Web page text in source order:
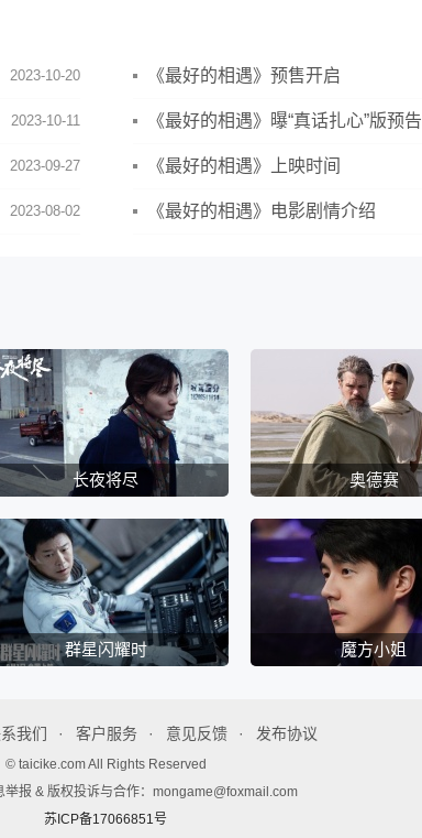
2023-10-20 《最好的相遇》预售开启
2023-10-11 《最好的相遇》曝“真话扎心”版预告
2023-09-27 《最好的相遇》上映时间
2023-08-02 《最好的相遇》电影剧情介绍
长夜将尽 奥德赛
群星闪耀时 魔方小姐
我们 客户服务 意见反馈 发布协议
© taicike.com All Rights Reserved
举报 & 版权投诉与合作：mongame@foxmail.com
苏ICP备17066851号